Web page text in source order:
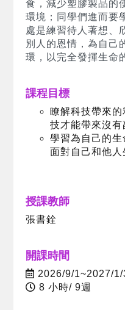
食，減少塑膠製品的
環境；同學們進而要
處是練習待人著想、
別人的恩情，為自己
環，以完全發揮生命
課程目標
瞭解科技帶來
技才能帶來沒
學習為自己的
面對自己和他
授課教師
張書銓
開課時間
2026/9/1~2027/1/
8 小時/ 9週